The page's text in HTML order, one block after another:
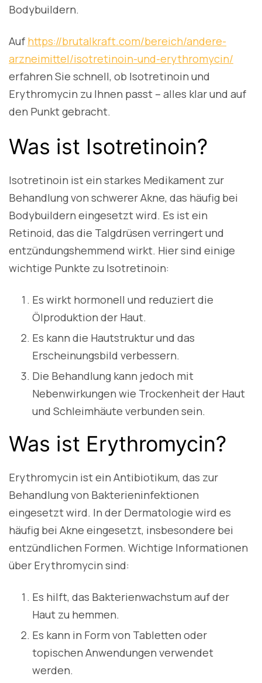
Bodybuildern.
Auf https://brutalkraft.com/bereich/andere-
arzneimittel/isotretinoin-und-erythromycin/
erfahren Sie schnell, ob Isotretinoin und
Erythromycin zu Ihnen passt – alles klar und auf
den Punkt gebracht.
Was ist Isotretinoin?
Isotretinoin ist ein starkes Medikament zur
Behandlung von schwerer Akne, das häufig bei
Bodybuildern eingesetzt wird. Es ist ein
Retinoid, das die Talgdrüsen verringert und
entzündungshemmend wirkt. Hier sind einige
wichtige Punkte zu Isotretinoin:
Es wirkt hormonell und reduziert die
Ölproduktion der Haut.
Es kann die Hautstruktur und das
Erscheinungsbild verbessern.
Die Behandlung kann jedoch mit
Nebenwirkungen wie Trockenheit der Haut
und Schleimhäute verbunden sein.
Was ist Erythromycin?
Erythromycin ist ein Antibiotikum, das zur
Behandlung von Bakterieninfektionen
eingesetzt wird. In der Dermatologie wird es
häufig bei Akne eingesetzt, insbesondere bei
entzündlichen Formen. Wichtige Informationen
über Erythromycin sind:
Es hilft, das Bakterienwachstum auf der
Haut zu hemmen.
Es kann in Form von Tabletten oder
topischen Anwendungen verwendet
werden.